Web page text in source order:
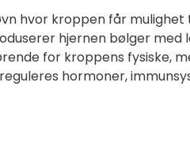
hvor kroppen får mulighet
hjernen bølger med
for kroppens fysiske,
hormoner,